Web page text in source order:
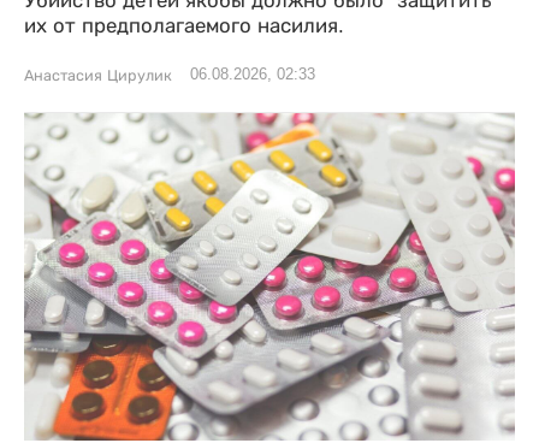
их от предполагаемого насилия.
Анастасия Цирулик 06.08.2026, 02:33